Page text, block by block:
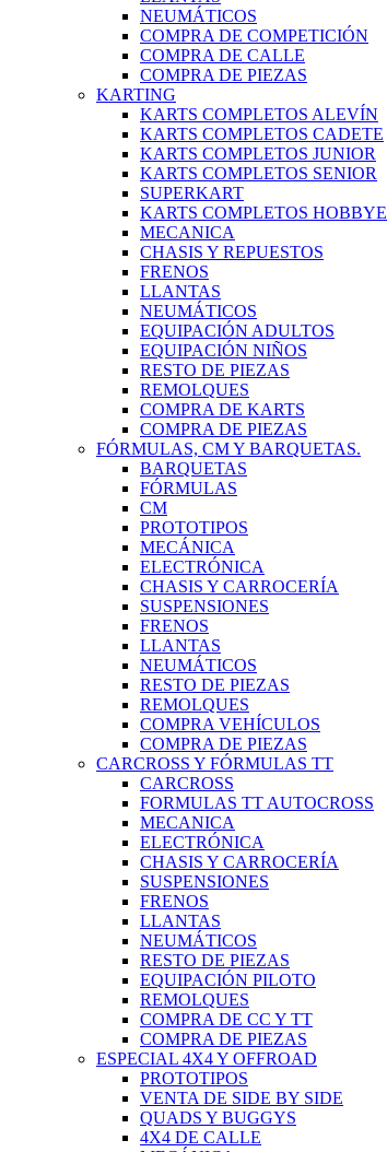
NEUMÁTICOS
COMPRA DE COMPETICIÓN
COMPRA DE CALLE
COMPRA DE PIEZAS
KARTING
KARTS COMPLETOS ALEVÍN
KARTS COMPLETOS CADETE
KARTS COMPLETOS JUNIOR
KARTS COMPLETOS SENIOR
SUPERKART
KARTS COMPLETOS HOBBYE
MECANICA
CHASIS Y REPUESTOS
FRENOS
LLANTAS
NEUMÁTICOS
EQUIPACIÓN ADULTOS
EQUIPACIÓN NIÑOS
RESTO DE PIEZAS
REMOLQUES
COMPRA DE KARTS
COMPRA DE PIEZAS
FÓRMULAS, CM Y BARQUETAS.
BARQUETAS
FÓRMULAS
CM
PROTOTIPOS
MECÁNICA
ELECTRÓNICA
CHASIS Y CARROCERÍA
SUSPENSIONES
FRENOS
LLANTAS
NEUMÁTICOS
RESTO DE PIEZAS
REMOLQUES
COMPRA VEHÍCULOS
COMPRA DE PIEZAS
CARCROSS Y FÓRMULAS TT
CARCROSS
FORMULAS TT AUTOCROSS
MECANICA
ELECTRÓNICA
CHASIS Y CARROCERÍA
SUSPENSIONES
FRENOS
LLANTAS
NEUMÁTICOS
RESTO DE PIEZAS
EQUIPACIÓN PILOTO
REMOLQUES
COMPRA DE CC Y TT
COMPRA DE PIEZAS
ESPECIAL 4X4 Y OFFROAD
PROTOTIPOS
VENTA DE SIDE BY SIDE
QUADS Y BUGGYS
4X4 DE CALLE